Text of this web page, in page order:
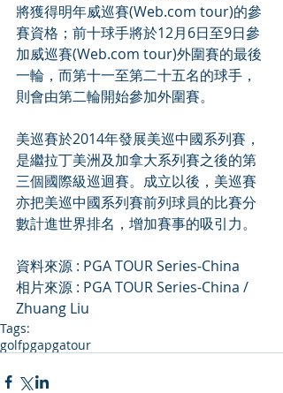
將獲得明年威巡賽(Web.com tour)的參
賽資格；前十球手將於12月6日至9日參
加威巡賽(Web.com tour)外圍賽的最後
一輪，而第十一至第二十五名的球手，
則會由第二輪開始參加外圍賽。
美巡賽於2014年發展美巡中國系列賽，
是繼拉丁美洲及加拿大系列賽之後的第
三個國際級巡迴賽。成立以後，美巡賽
亦把美巡中國系列賽前列球員的比賽分
數計進世界排名，增加賽事的吸引力。
資料來源 : PGA TOUR Series-China
相片來源 : PGA TOUR Series-China /
Zhuang Liu
Tags:
golfpgapgatour